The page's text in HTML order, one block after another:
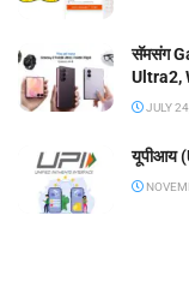
सॅमसंग
Ultra2,
JULY
यूपीआय